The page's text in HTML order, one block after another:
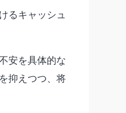
るキャッシュ
安を具体的な
抑えつつ、将